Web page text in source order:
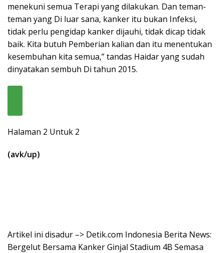
menekuni semua Terapi yang dilakukan. Dan teman-
teman yang Di luar sana, kanker itu bukan Infeksi,
tidak perlu pengidap kanker dijauhi, tidak dicap tidak
baik. Kita butuh Pemberian kalian dan itu menentukan
kesembuhan kita semua,” tandas Haidar yang sudah
dinyatakan sembuh Di tahun 2015.
Halaman 2 Untuk 2
(avk/up)
Artikel ini disadur –> Detik.com Indonesia Berita News:
Bergelut Bersama Kanker Ginjal Stadium 4B Semasa